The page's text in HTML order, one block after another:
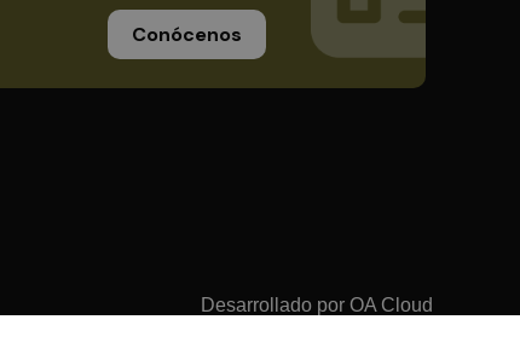
Conócenos
Desarrollado por OA Cloud